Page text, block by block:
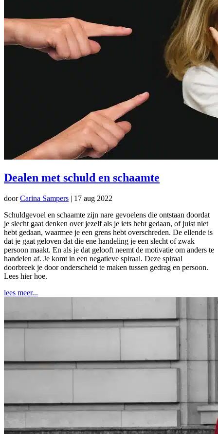
Dealen met schuld en schaamte
doorCarina Sampers | 17 aug 2022
Schuldgevoel en schaamte zijn nare gevoelens die ontstaan doordat
je slecht gaat denken over jezelf als je iets hebt gedaan, of juist niet
hebt gedaan, waarmee je een grens hebt overschreden. De ellende is
dat je gaat geloven dat die ene handeling je een slecht of zwak
persoon maakt. En als je dat gelooft neemt de motivatie om anders te
handelen af. Je komt in een negatieve spiraal. Deze spiraal
doorbreek je door onderscheid te maken tussen gedrag en persoon.
Lees hier hoe.
lees meer...